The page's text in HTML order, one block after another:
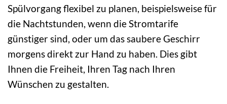
Spülvorgang flexibel zu planen, beispielsweise für
die Nachtstunden, wenn die Stromtarife
günstiger sind, oder um das saubere Geschirr
morgens direkt zur Hand zu haben. Dies gibt
Ihnen die Freiheit, Ihren Tag nach Ihren
Wünschen zu gestalten.